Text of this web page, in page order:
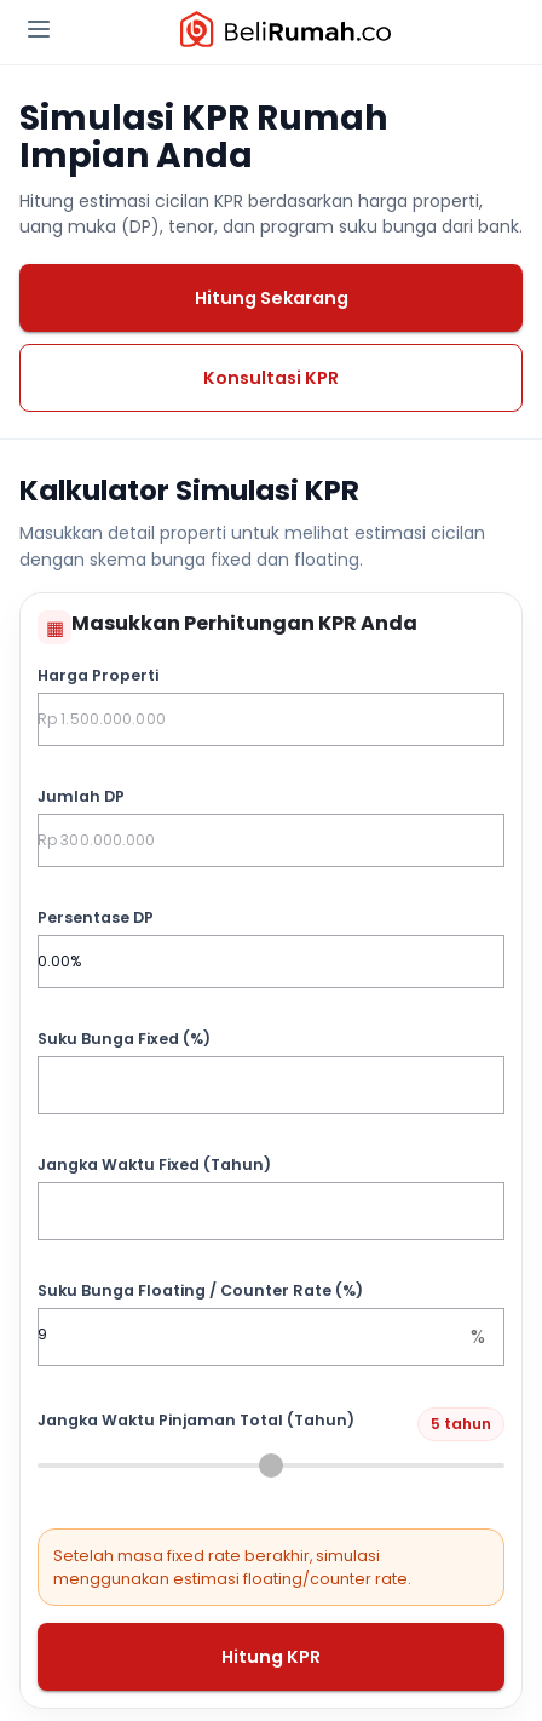
Simulasi KPR Rumah
Impian Anda
Hitung estimasi cicilan KPR berdasarkan harga properti,
uang muka (DP), tenor, dan program suku bunga dari bank.
Hitung Sekarang
Konsultasi KPR
Kalkulator Simulasi KPR
Masukkan detail properti untuk melihat estimasi cicilan
dengan skema bunga fixed dan floating.
▦ Masukkan Perhitungan KPR Anda
Harga Properti
Jumlah DP
Persentase DP
Suku Bunga Fixed (%)
Jangka Waktu Fixed (Tahun)
Suku Bunga Floating / Counter Rate (%)
%
Jangka Waktu Pinjaman Total (Tahun) 5 tahun
Setelah masa fixed rate berakhir, simulasi
menggunakan estimasi floating/counter rate.
Hitung KPR